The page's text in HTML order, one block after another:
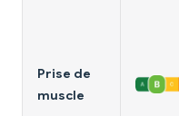
Prise de
muscle